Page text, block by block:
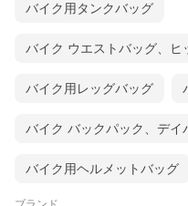
バイク用タンクバッグ
バイク ウエストバッグ、ヒ
バイク用レッグバッグ
バイク バックパック、デイ
バイク用ヘルメットバッグ